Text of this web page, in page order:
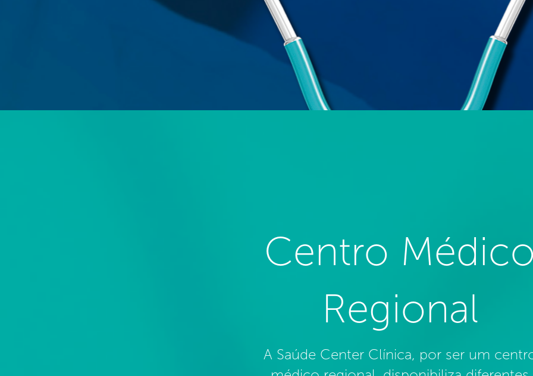
Centro
Regional
A Saúde Center Clínica, por ser um